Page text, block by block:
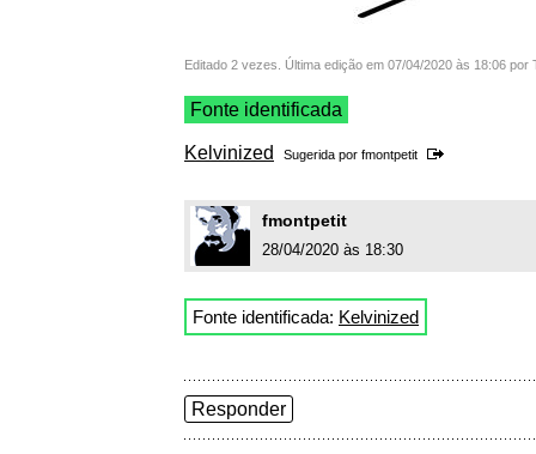
Editado 2 vezes. Última edição em 07/04/2020 às 18:06 por
Fonte identificada
Kelvinized Sugerida por fmontpetit
fmontpetit
28/04/2020 às 18:30
Fonte identificada: Kelvinized
Responder